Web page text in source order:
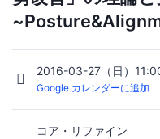
2016-03-27（日）
Google カレンダーに追加
コア・リファイン